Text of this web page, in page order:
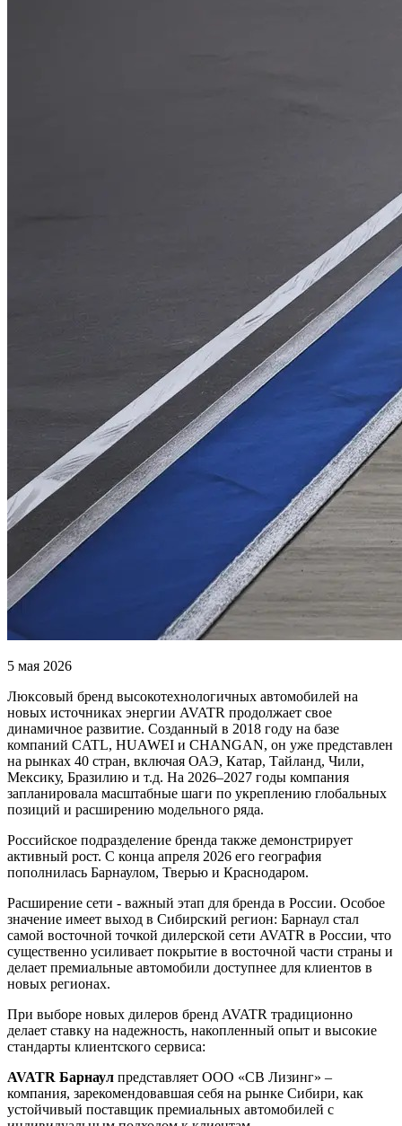
5 мая 2026
Люксовый бренд высокотехнологичных автомобилей на
новых источниках энергии AVATR продолжает свое
динамичное развитие. Созданный в 2018 году на базе
компаний CATL, HUAWEI и CHANGAN, он уже представлен
на рынках 40 стран, включая ОАЭ, Катар, Тайланд, Чили,
Мексику, Бразилию и т.д. На 2026–2027 годы компания
запланировала масштабные шаги по укреплению глобальных
позиций и расширению модельного ряда.
Российское подразделение бренда также демонстрирует
активный рост. С конца апреля 2026 его география
пополнилась Барнаулом, Тверью и Краснодаром.
Расширение сети - важный этап для бренда в России. Особое
значение имеет выход в Сибирский регион: Барнаул стал
самой восточной точкой дилерской сети AVATR в России, что
существенно усиливает покрытие в восточной части страны и
делает премиальные автомобили доступнее для клиентов в
новых регионах.
При выборе новых дилеров бренд AVATR традиционно
делает ставку на надежность, накопленный опыт и высокие
стандарты клиентского сервиса:
AVATR Барнаул представляет ООО «СВ Лизинг» –
компания, зарекомендовавшая себя на рынке Сибири, как
устойчивый поставщик премиальных автомобилей с